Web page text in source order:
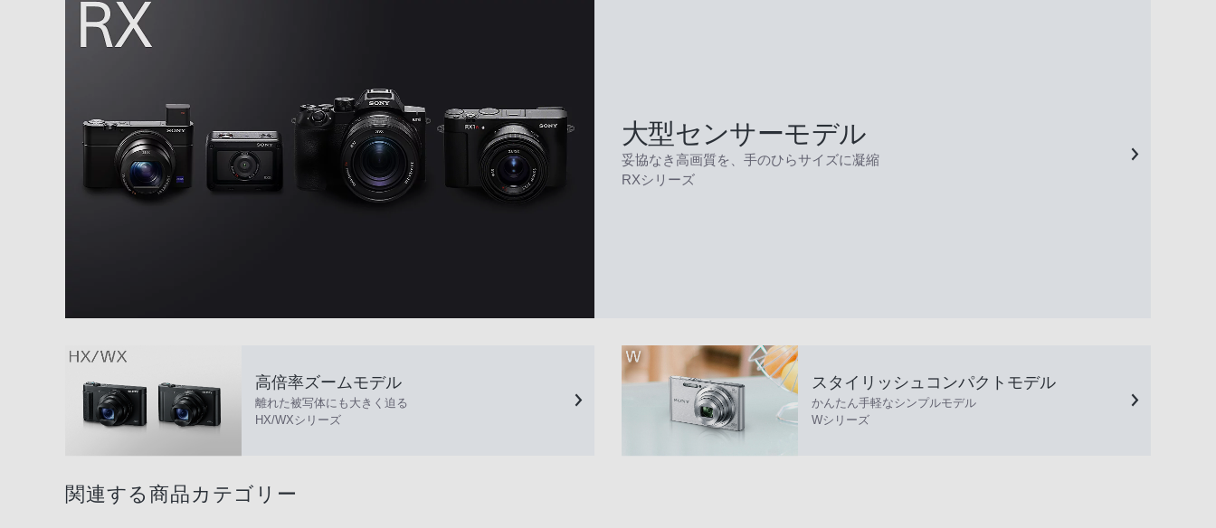
大型センサーモデル
妥協なき高画質を、手のひらサイズに凝縮
RXシリーズ
高倍率ズームモデル
離れた被写体にも大きく迫る
HX/WXシリーズ
スタイリッシュコンパクトモデル
かんたん手軽なシンプルモデル
Wシリーズ
関連する商品カテゴリー